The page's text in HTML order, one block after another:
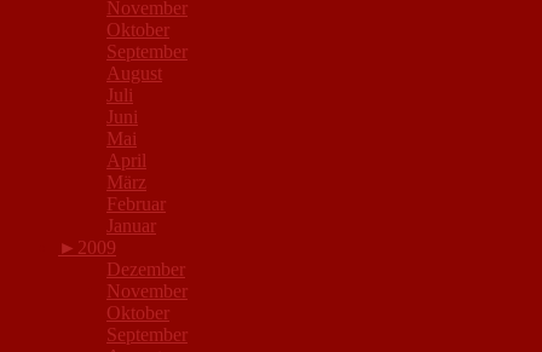
November
Oktober
September
August
Juli
Juni
Mai
April
März
Februar
Januar
► 2009
Dezember
November
Oktober
September